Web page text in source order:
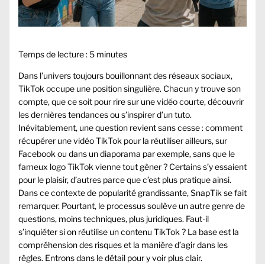
Temps de lecture :5 minutes
Dans l’univers toujours bouillonnant des réseaux sociaux,
TikTok occupe une position singulière. Chacun y trouve son
compte, que ce soit pour rire sur une vidéo courte, découvrir
les dernières tendances ou s’inspirer d’un tuto.
Inévitablement, une question revient sans cesse : comment
récupérer une vidéo TikTok pour la réutiliser ailleurs, sur
Facebook ou dans un diaporama par exemple, sans que le
fameux logo TikTok vienne tout gêner ? Certains s’y essaient
pour le plaisir, d’autres parce que c’est plus pratique ainsi.
Dans ce contexte de popularité grandissante, SnapTik se fait
remarquer. Pourtant, le processus soulève un autre genre de
questions, moins techniques, plus juridiques. Faut-il
s’inquiéter si on réutilise un contenu TikTok ? La base est la
compréhension des risques et la manière d’agir dans les
règles. Entrons dans le détail pour y voir plus clair.